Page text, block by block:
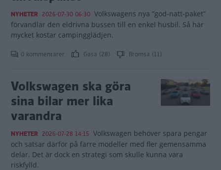
NYHETER 2026-07-30 06:30 Volkswagens nya ”god-natt-paket”
förvandlar den eldrivna bussen till en enkel husbil. Så här
mycket kostar campingglädjen.
0 kommentarer Gasa (28) Bromsa (11)
Volkswagen ska göra
sina bilar mer lika
varandra
NYHETER 2026-07-28 14:15 Volkswagen behöver spara pengar
och satsar därför på färre modeller med fler gemensamma
delar. Det är dock en strategi som skulle kunna vara
riskfylld.